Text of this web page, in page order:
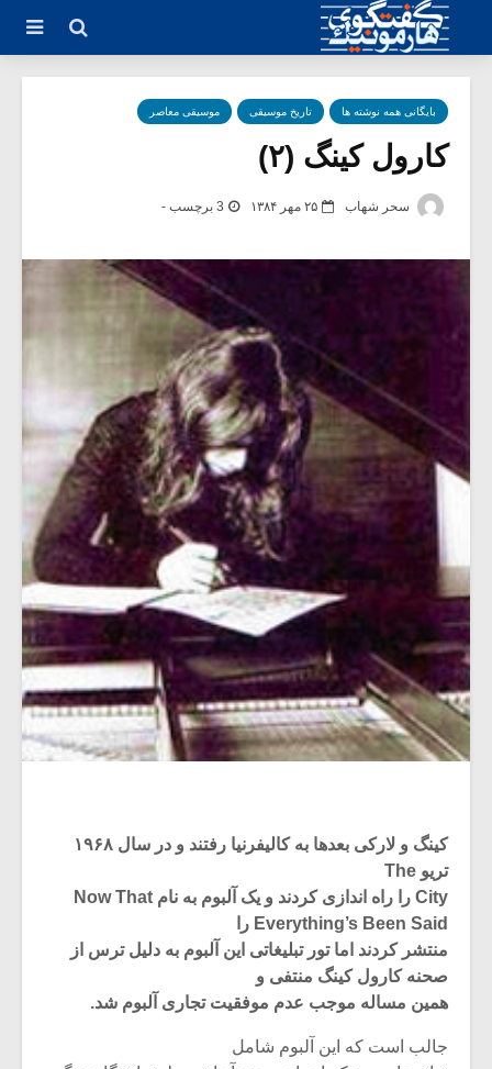
بایگانی همه نوشته ها تاریخ موسیقی موسیقی معاصر
کارول کینگ (۲)
سحر شهاب ۲۵ مهر ۱۳۸۴ 3 برچسب -
کینگ و لارکی بعدها به کالیفرنیا رفتند و در سال ۱۹۶۸
تریو The
City را راه اندازی کردند و یک آلبوم به نام Now That
Everything’s Been Said را
منتشر کردند اما تور تبلیغاتی این آلبوم به دلیل ترس از
صحنه کارول کینگ منتفی و
همین مساله موجب عدم موفقیت تجاری آلبوم شد.
جالب است که این آلبوم شامل